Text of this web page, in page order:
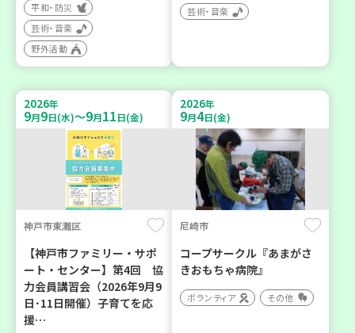
平和・防災
芸術・音楽
野外活動
芸術・音楽
2026年
9月9日(水)～9月11日(金)
神戸市東灘区
【神戸市ファミリー・サポ
ート・センター】第4回 協
力会員講習会（2026年9月9
日･11日開催）子育てを応
援…
2026年
9月4日(金)
尼崎市
コープサークル『あまがさ
きおもちゃ病院』
ボランティア その他